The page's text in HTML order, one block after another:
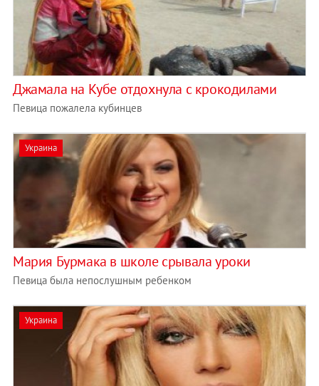
Джамала на Кубе отдохнула с крокодилами
Певица пожалела кубинцев
Украина
Мария Бурмака в школе срывала уроки
Певица была непослушным ребенком
Украина